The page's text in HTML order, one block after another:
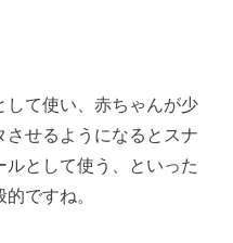
して使い、赤ちゃんが少
させるようになるとスナ
として使う、といった
ですね。